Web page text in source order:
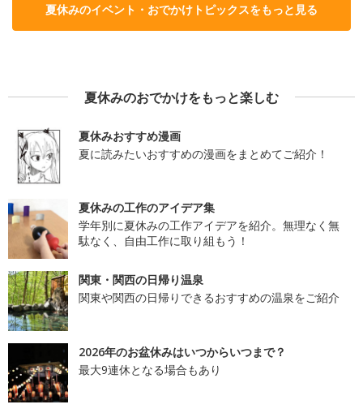
夏休みのイベント・おでかけトピックスをもっと見る
夏休みのおでかけをもっと楽しむ
夏休みおすすめ漫画
夏に読みたいおすすめの漫画をまとめてご紹介！
夏休みの工作のアイデア集
学年別に夏休みの工作アイデアを紹介。無理なく無
駄なく、自由工作に取り組もう！
関東・関西の日帰り温泉
関東や関西の日帰りできるおすすめの温泉をご紹介
2026年のお盆休みはいつからいつまで？
最大9連休となる場合もあり